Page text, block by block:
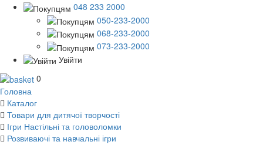
048 233 2000
050-233-2000
068-233-2000
073-233-2000
Увійти
0
Головна
Каталог
Товари для дитячої творчості
Ігри Настільні та головоломки
Розвиваючі та навчальні ігри